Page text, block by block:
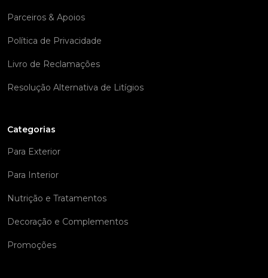
Parceiros & Apoios
Política de Privacidade
Livro de Reclamações
Resolução Alternativa de Litígios
Categorias
Para Exterior
Para Interior
Nutrição e Tratamentos
Decoração e Complementos
Promoções